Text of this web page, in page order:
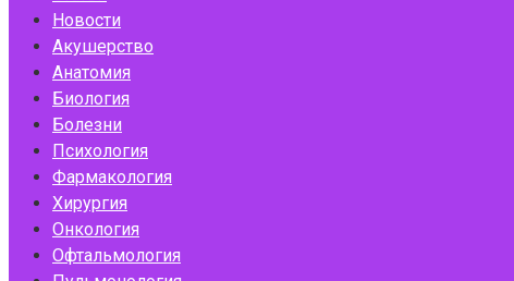
Новости
Акушерство
Анатомия
Биология
Болезни
Психология
Фармакология
Хирургия
Онкология
Офтальмология